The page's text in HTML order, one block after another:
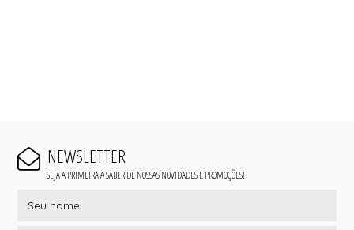
NEWSLETTER
SEJA A PRIMEIRA A SABER DE NOSSAS NOVIDADES E PROMOÇÕES!